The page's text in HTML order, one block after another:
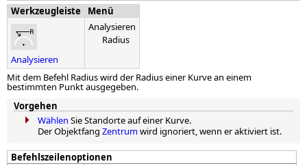
Werkzeugleiste Menü
Analysieren
Analysieren
Radius
Mit dem Befehl Radius wird der Radius einer Kurve an einem
bestimmten Punkt ausgegeben.
Vorgehen
Wählen Sie Standorte auf einer Kurve.
Der Objektfang Zentrumwird ignoriert, wenn er aktiviert ist.
Befehlszeilenoptionen